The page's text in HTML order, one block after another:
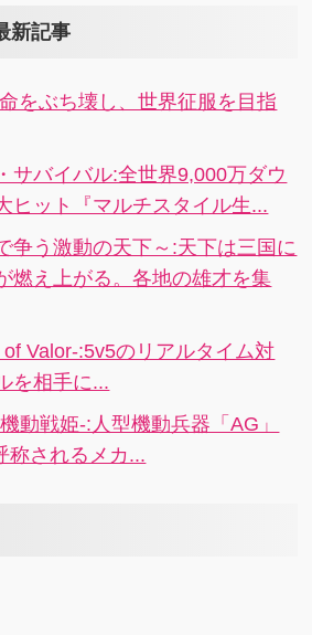
リ
新記事
をぶち壊し、世界征服を目指
サバイバル:全世界9,000万ダウ
ヒット『マルチスタイル生...
争う激動の天下～:天下は三国に
燃え上がる。各地の雄才を集
Valor-:5v5のリアルタイム対
を相手に...
動戦姫-:人型機動兵器「AG」
称されるメカ...